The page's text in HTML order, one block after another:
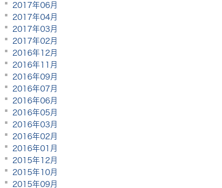
2017年06月
2017年04月
2017年03月
2017年02月
2016年12月
2016年11月
2016年09月
2016年07月
2016年06月
2016年05月
2016年03月
2016年02月
2016年01月
2015年12月
2015年10月
2015年09月